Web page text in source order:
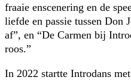
fraaie enscenering en de
liefde en passie tussen Don
af”, en “De Carmen bij
roos.”
In 2022 startte Introdans